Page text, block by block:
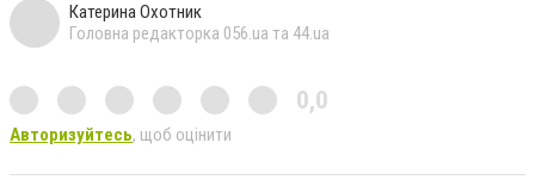
Катерина Охотник
Головна редакторка 056.ua та 44.ua
0,0
Авторизуйтесь, щоб оцінити